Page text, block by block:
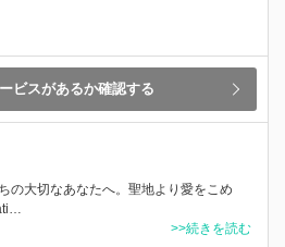
ビスがあるか確認する
の大切なあなたへ。聖地より愛をこめ
>>続きを読む